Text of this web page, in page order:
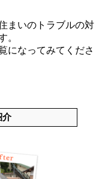
まいのトラブルの対
。
になってみてくださ
介